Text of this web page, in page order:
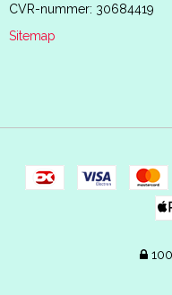
CVR-nummer: 30684419
Sitemap